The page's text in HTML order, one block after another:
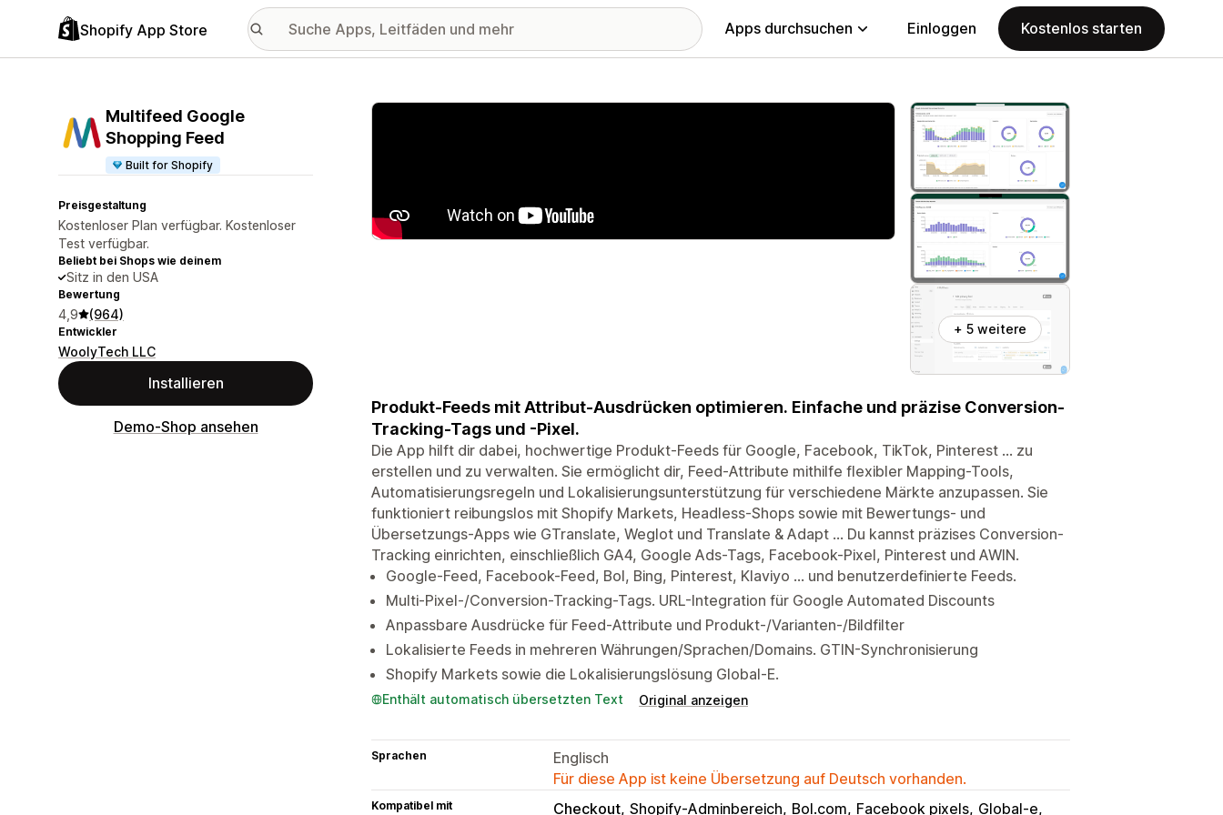
Shopify App Store Apps durchsuchen Einloggen Kostenlos starten
Multifeed Google
Shopping Feed
Built for Shopify
Preisgestaltung
Kostenloser Plan verfügbar. Kostenloser
Test verfügbar.
Beliebt bei Shops wie deinem
Sitz in den USA
Bewertung
4,9 (964)
Entwickler
WoolyTech LLC
Installieren
Demo-Shop ansehen
Vorgestellte Bildergalerie
+ 5 weitere
Produkt-Feeds mit Attribut-Ausdrücken optimieren. Einfache und präzise Conversion-
Tracking-Tags und -Pixel.
Die App hilft dir dabei, hochwertige Produkt-Feeds für Google, Facebook, TikTok, Pinterest ... zu
erstellen und zu verwalten. Sie ermöglicht dir, Feed-Attribute mithilfe flexibler Mapping-Tools,
Automatisierungsregeln und Lokalisierungsunterstützung für verschiedene Märkte anzupassen. Sie
funktioniert reibungslos mit Shopify Markets, Headless-Shops sowie mit Bewertungs- und
Übersetzungs-Apps wie GTranslate, Weglot und Translate & Adapt ... Du kannst präzises Conversion-
Tracking einrichten, einschließlich GA4, Google Ads-Tags, Facebook-Pixel, Pinterest und AWIN.
Google-Feed, Facebook-Feed, Bol, Bing, Pinterest, Klaviyo ... und benutzerdefinierte Feeds.
Multi-Pixel-/Conversion-Tracking-Tags. URL-Integration für Google Automated Discounts
Anpassbare Ausdrücke für Feed-Attribute und Produkt-/Varianten-/Bildfilter
Lokalisierte Feeds in mehreren Währungen/Sprachen/Domains. GTIN-Synchronisierung
Shopify Markets sowie die Lokalisierungslösung Global-E.
Enthält automatisch übersetzten Text Original anzeigen
Sprachen
Englisch
Für diese App ist keine Übersetzung auf Deutsch vorhanden.
Kompatibel mit Checkout Shopify-Adminbereich Bol.com Facebook pixels Global-e